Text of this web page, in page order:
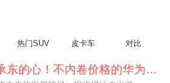
热门SUV 皮卡车 对比
不要伤了余承东的心！不内卷价格的华为，弥足珍贵！